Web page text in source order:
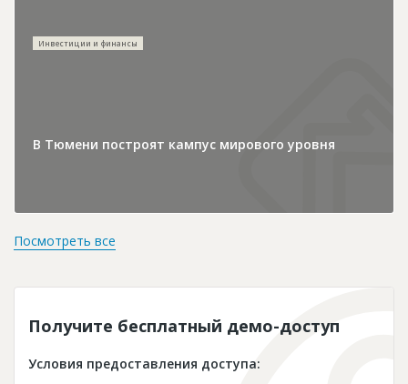
Инвестиции и финансы
В Тюмени построят кампус мирового уровня
Посмотреть все
Получите бесплатный демо-доступ
Условия предоставления доступа: